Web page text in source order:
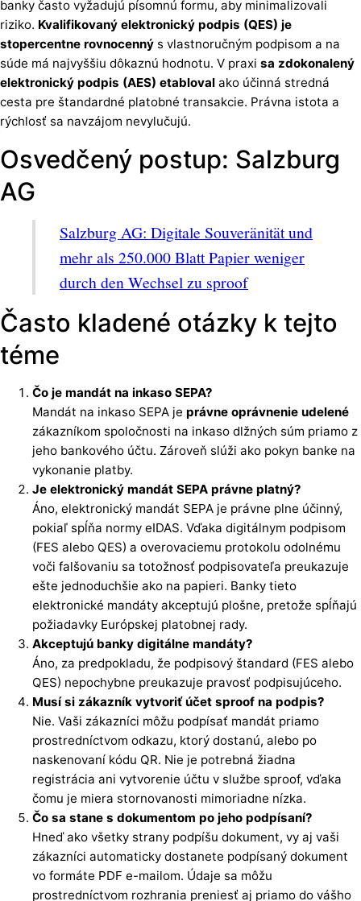
banky často vyžadujú písomnú formu, aby minimalizovali
riziko. Kvalifikovaný elektronický podpis (QES) je
stopercentne rovnocenný s vlastnoručným podpisom a na
súde má najvyššiu dôkaznú hodnotu. V praxi sa zdokonalený
elektronický podpis (AES) etabloval ako účinná stredná
cesta pre štandardné platobné transakcie. Právna istota a
rýchlosť sa navzájom nevylučujú.
Osvedčený postup: Salzburg
AG
Salzburg AG: Digitale Souveränität und
mehr als 250.000 Blatt Papier weniger
durch den Wechsel zu sproof
Často kladené otázky k tejto
téme
Čo je mandát na inkaso SEPA?
Mandát na inkaso SEPA je právne oprávnenie udelené
zákazníkom spoločnosti na inkaso dlžných súm priamo z
jeho bankového účtu. Zároveň slúži ako pokyn banke na
vykonanie platby.
Je elektronický mandát SEPA právne platný?
Áno, elektronický mandát SEPA je právne plne účinný,
pokiaľ spĺňa normy eIDAS. Vďaka digitálnym podpisom
(FES alebo QES) a overovaciemu protokolu odolnému
voči falšovaniu sa totožnosť podpisovateľa preukazuje
ešte jednoduchšie ako na papieri. Banky tieto
elektronické mandáty akceptujú plošne, pretože spĺňajú
požiadavky Európskej platobnej rady.
Akceptujú banky digitálne mandáty?
Áno, za predpokladu, že podpisový štandard (FES alebo
QES) nepochybne preukazuje pravosť podpisujúceho.
Musí si zákazník vytvoriť účet sproof na podpis?
Nie. Vaši zákazníci môžu podpísať mandát priamo
prostredníctvom odkazu, ktorý dostanú, alebo po
naskenovaní kódu QR. Nie je potrebná žiadna
registrácia ani vytvorenie účtu v službe sproof, vďaka
čomu je miera stornovanosti mimoriadne nízka.
Čo sa stane s dokumentom po jeho podpísaní?
Hneď ako všetky strany podpíšu dokument, vy aj vaši
zákazníci automaticky dostanete podpísaný dokument
vo formáte PDF e-mailom. Údaje sa môžu
prostredníctvom rozhrania preniesť aj priamo do vášho